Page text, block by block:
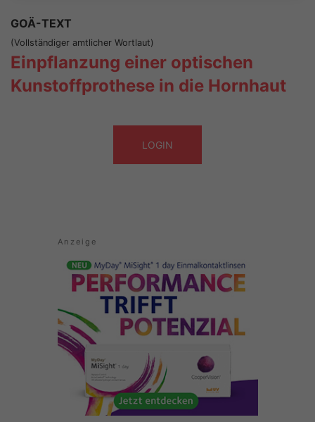
GOÄ-TEXT
(Vollständiger amtlicher Wortlaut)
Einpflanzung einer optischen
Kunstoffprothese in die Hornhaut
LOGIN